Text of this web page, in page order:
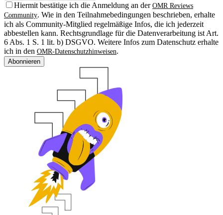
Hiermit bestätige ich die Anmeldung an der OMR Reviews
Community. Wie in den Teilnahmebedingungen beschrieben, erhalte
ich als Community-Mitglied regelmäßige Infos, die ich jederzeit
abbestellen kann. Rechtsgrundlage für die Datenverarbeitung ist Art.
6 Abs. 1 S. 1 lit. b) DSGVO. Weitere Infos zum Datenschutz erhalte
ich in den OMR-Datenschutzhinweisen.
Abonnieren